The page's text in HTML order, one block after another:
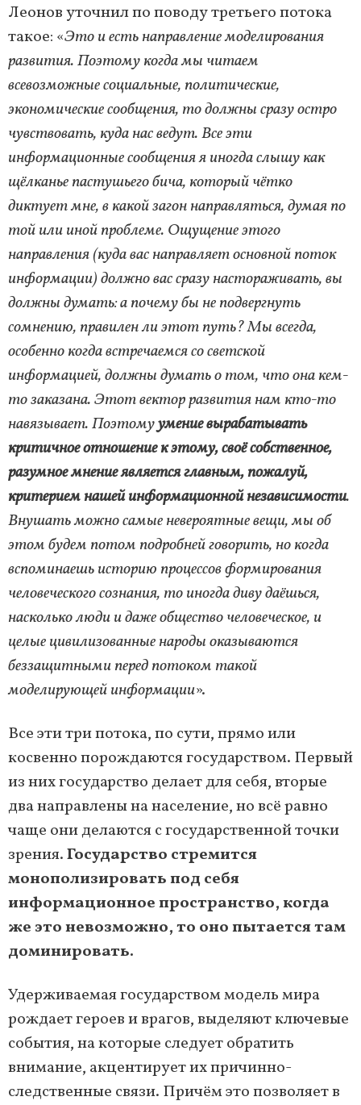
Леонов уточнил по поводу третьего потока
такое: «Это и есть направление моделирования
развития. Поэтому когда мы читаем
всевозможные социальные, политические,
экономические сообщения, то должны сразу остро
чувствовать, куда нас ведут. Все эти
информационные сообщения я иногда слышу как
щёлканье пастушьего бича, который чётко
диктует мне, в какой загон направляться, думая по
той или иной проблеме. Ощущение этого
направления (куда вас направляет основной поток
информации) должно вас сразу настораживать, вы
должны думать: а почему бы не подвергнуть
сомнению, правилен ли этот путь? Мы всегда,
особенно когда встречаемся со светской
информацией, должны думать о том, что она кем-
то заказана. Этот вектор развития нам кто-то
навязывает. Поэтомуумение вырабатывать
критичное отношение к этому, своё собственное,
разумное мнение является главным, пожалуй,
критерием нашей информационной независимости.
Внушать можно самые невероятные вещи, мы об
этом будем потом подробней говорить, но когда
вспоминаешь историю процессов формирования
человеческого сознания, то иногда диву даёшься,
насколько люди и даже общество человеческое, и
целые цивилизованные народы оказываются
беззащитными перед потоком такой
моделирующей информации».
Все эти три потока, по сути, прямо или
косвенно порождаются государством. Первый
из них государство делает для себя, вторые
два направлены на население, но всё равно
чаще они делаются с государственной точки
зрения.Государство стремится
монополизировать под себя
информационное пространство, когда
же это невозможно, то оно пытается там
доминировать.
Удерживаемая государством модель мира
рождает героев и врагов, выделяют ключевые
события, на которые следует обратить
внимание, акцентирует их причинно-
следственные связи. Причём это позволяет в